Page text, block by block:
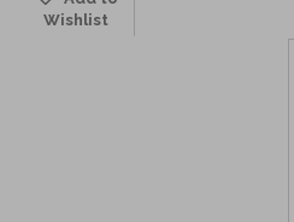
Wishlist